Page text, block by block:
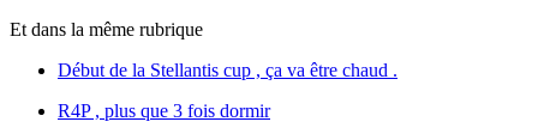
Et dans la même rubrique
Début de la Stellantis cup , ça va être chaud .
R4P , plus que 3 fois dormir